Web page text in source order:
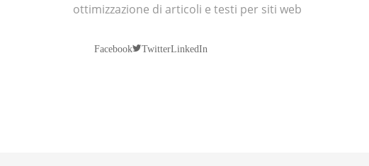
ottimizzazione di articoli e testi per siti web
Facebook TwitterLinkedIn